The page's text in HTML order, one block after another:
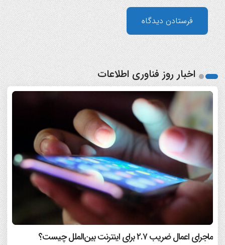
اخبار روز فناوری اطلاعات
ماجرای اعمال ضریب ۲.۷ برای اینترنت بین‌الملل چیست؟